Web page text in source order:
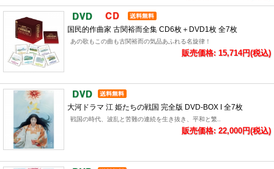
国民的作曲家 古関裕而全集 CD6枚＋DVD1枚 全7枚
あの歌もこの曲も古関裕而の気品あふれる名旋律！
販売価格: 15,714円(税込)
大河ドラマ 江 姫たちの戦国 完全版 DVD-BOX I 全7枚
戦国の時代、波乱と苦難の連続を生き抜き、平和と繁..
販売価格: 22,000円(税込)